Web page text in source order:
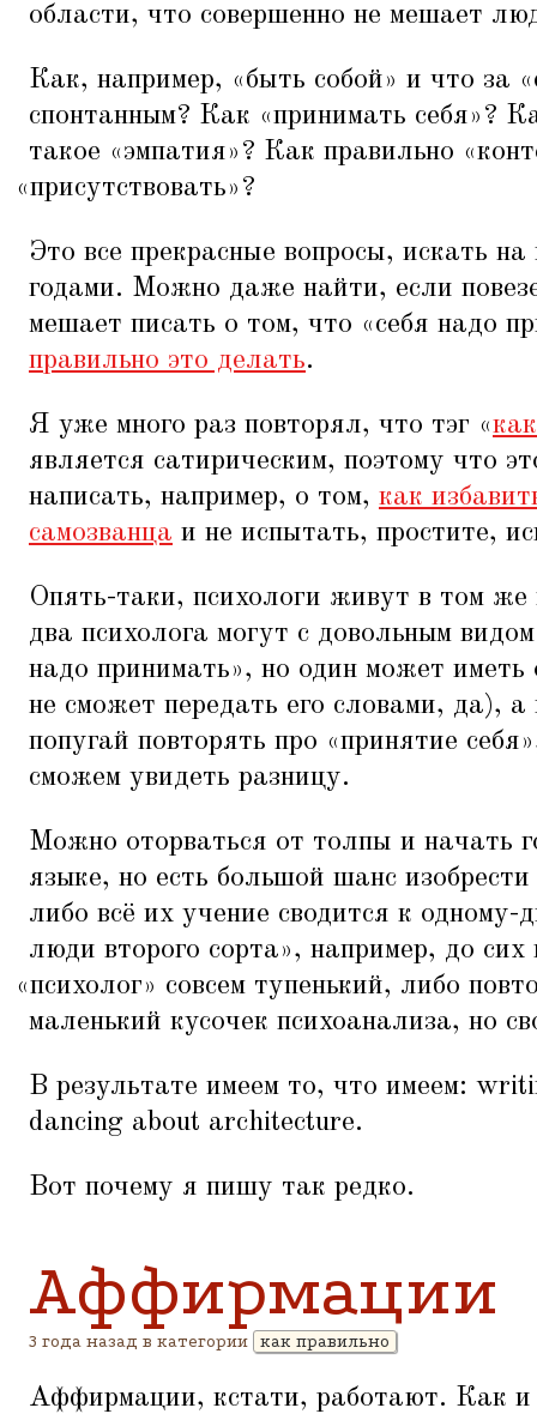
области, что совершенно не мешает
Как, например, «быть собой» и что за «
спонтанным? Как «принимать себя»?
такое «эмпатия»? Как правильно «
«присутствовать»?
Это все прекрасные вопросы, искать
годами. Можно даже найти, если
мешает писать о том, что «себя надо
правильно это делать.
Я уже много раз повторял, что тэг «
является сатирическим, поэтому что
написать, например, о том, как
самозванца и не испытать, простите,
Опять-таки, психологи живут в том
два психолога могут с довольным
надо принимать», но один может иметь
не сможет передать его словами, да), а
попугай повторять про «принятие
сможем увидеть разницу.
Можно оторваться от толпы и начать
языке, но есть большой шанс изобрести
либо всё их учение сводится к
люди второго сорта», например, до
«психолог» совсем тупенький, либо
маленький кусочек психоанализа, но
В результате имеем то, что имеем:
dancing about architecture.
Вот почему я пишу так редко.
Аффирмации
3 года назад в категории как правильно
Аффирмации, кстати, работают. Как и